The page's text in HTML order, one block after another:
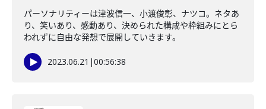
パーソナリティーは津波信一、小渡俊彰、ナツコ。ネタあ
り、笑いあり、感動あり、決められた構成や枠組みにとら
われずに自由な発想で展開していきます。
2023.06.21 |00:56:38